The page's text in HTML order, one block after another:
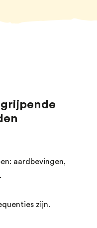
aardbevingen,
zijn.